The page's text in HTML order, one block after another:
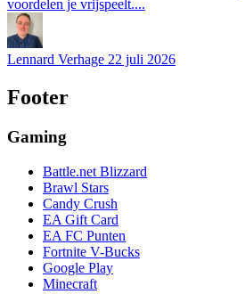
voordelen je vrijspeelt....
Lennard Verhage 22 juli 2026
Footer
Gaming
Battle.net Blizzard
Brawl Stars
Candy Crush
EA Gift Card
EA FC Punten
Fortnite V-Bucks
Google Play
Minecraft